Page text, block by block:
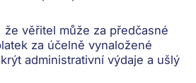
že věřitel může za předčasné
za účelně vynaložené
administrativní výdaje a ušlý